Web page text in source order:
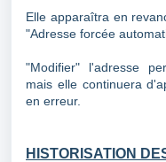
Elle apparaîtra en
"Adresse forcée
"Modifier" l'adresse
mais elle continuera
en erreur.
HISTORISATION